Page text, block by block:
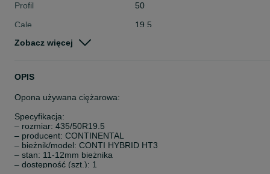
Profil
50
Cale
19.5
Stan
Pojazd
Szerokość
Zobacz więcej
OPIS
Opona używana ciężarowa:
Specyfikacja:
– rozmiar: 435/50R19.5
– producent: CONTINENTAL
– bieżnik/model: CONTI HYBRID HT3
– stan: 11-12mm bieżnika
– dostępność (szt.): 1